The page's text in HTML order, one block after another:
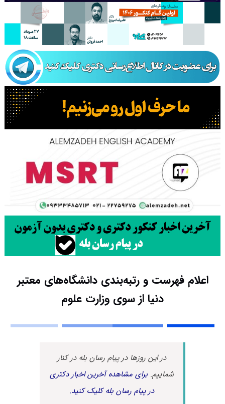
اعلام فهرست و رتبه‌بندی دانشگاه‌های معتبر
دنیا از سوی وزارت علوم
در این روزها در پیام رسان بله در کنار
شماییم.برای مشاهده آخرین اخبار دکتری
در پیام رسان بله کلیک کنید.